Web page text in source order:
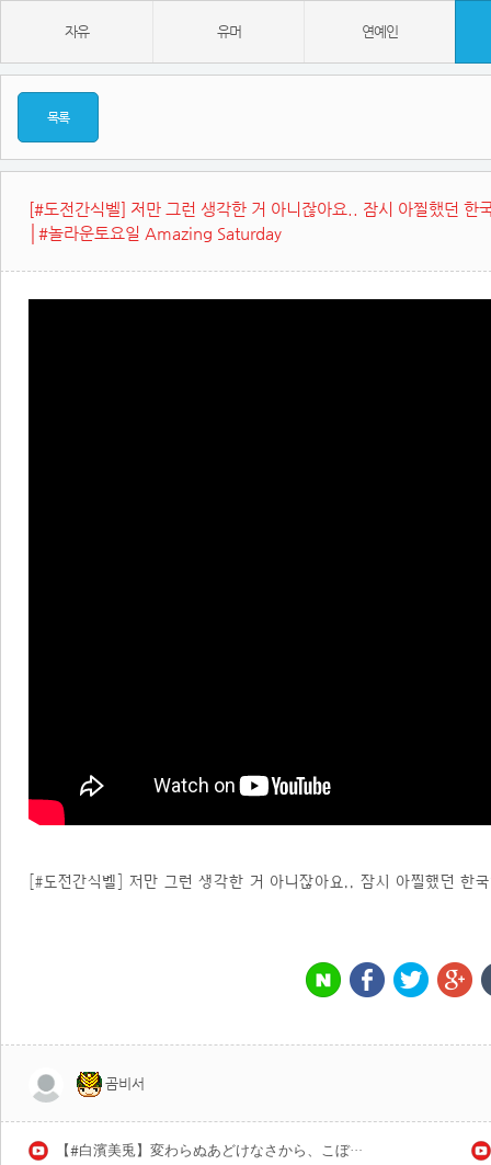
자유 유머 연예인
목록
[#도전간식벨] 저만 그런 생각한 거 아니잖아요.. 잠시 아찔했던 한
│#놀라운토요일 Amazing Saturday
[#도전간식벨] 저만 그런 생각한 거 아니잖아요.. 잠시 아찔했던 한
곰비서
【#白濱美兎】変わらぬあどけなさから、こぼれおちる色気。――デジタル写真集『あの日の約束、大人の答え。』好評発売中！ Miu Shirahama